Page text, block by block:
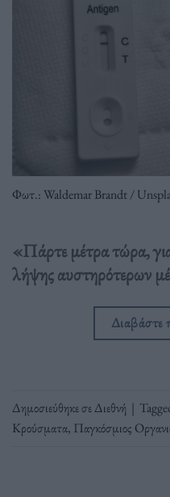
Φωτ.: Waldemar Brandt /
«Πάρτε μέτρα τώρα,
λήψης αυστηρότερων
Διαβάστε
Δημοσιεύθηκε σεΔιεθνή |
Κρούσματα, Παγκόσμιος